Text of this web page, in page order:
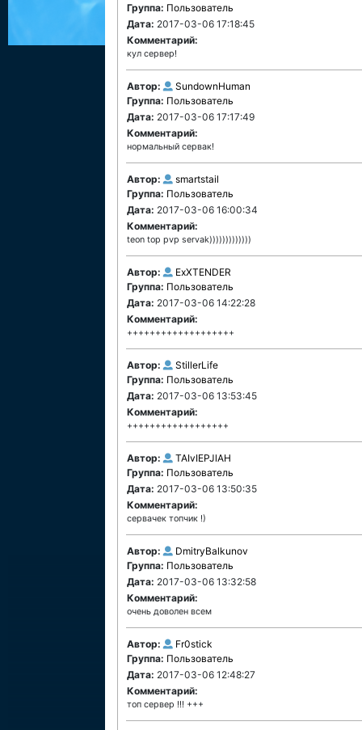
Группа: Пользователь
Дата: 2017-03-06 17:18:45
Комментарий:
кул сервер!
Автор:
SundownHuman
Группа: Пользователь
Дата: 2017-03-06 17:17:49
Комментарий:
нормальный сервак!
Автор:
smartstail
Группа: Пользователь
Дата: 2017-03-06 16:00:34
Комментарий:
teon top pvp servak)))))))))))))
Автор:
ExXTENDER
Группа: Пользователь
Дата: 2017-03-06 14:22:28
Комментарий:
+++++++++++++++++++
Автор:
StillerLife
Группа: Пользователь
Дата: 2017-03-06 13:53:45
Комментарий:
++++++++++++++++++
Автор:
TAIvIEPJlAH
Группа: Пользователь
Дата: 2017-03-06 13:50:35
Комментарий:
сервачек топчик !)
Автор:
DmitryBalkunov
Группа: Пользователь
Дата: 2017-03-06 13:32:58
Комментарий:
очень доволен всем
Автор:
Fr0stick
Группа: Пользователь
Дата: 2017-03-06 12:48:27
Комментарий:
топ сервер !!! +++